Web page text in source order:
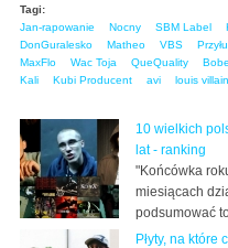
Tagi:
Jan-rapowanie
Nocny SBM Label
DonGuralesko
Matheo VBS Przyłu
MaxFlo
Wac Toja QueQuality
Kali
Kubi Producent avi louis villain
10 wielkich
lat - ranking
"Końcówka
miesiącach
podsumować
Płyty, na które